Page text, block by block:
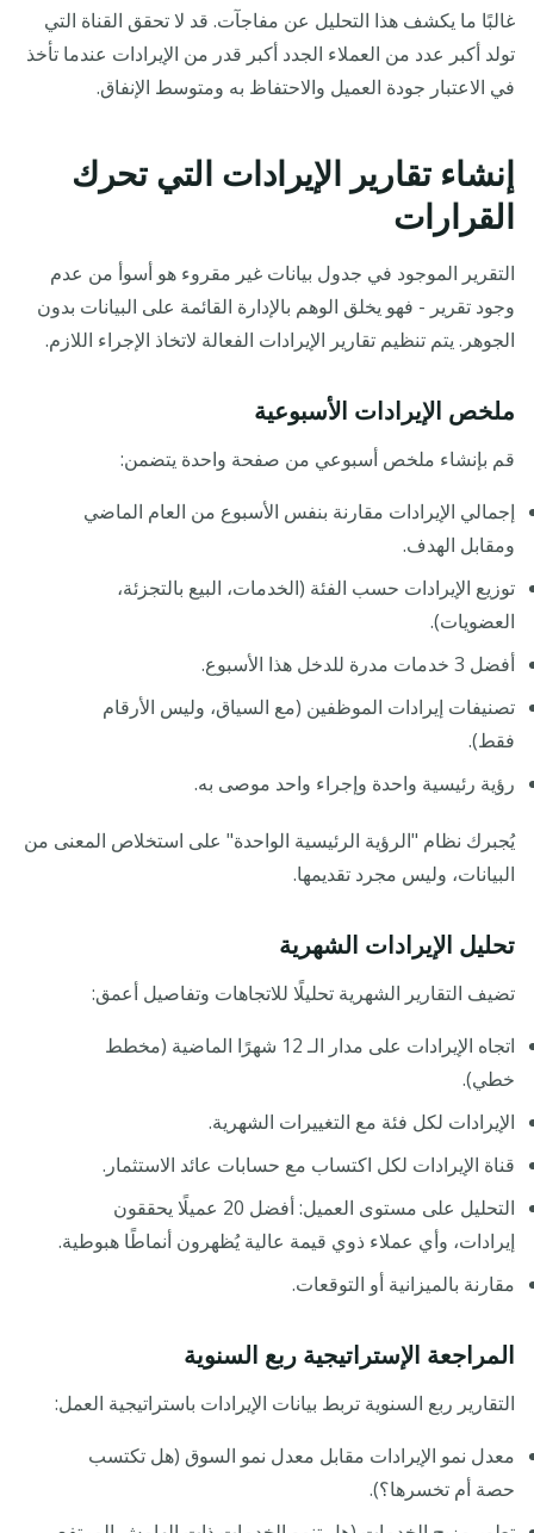
غالبًا ما يكشف هذا التحليل عن مفاجآت. قد لا تحقق القناة التي
تولد أكبر عدد من العملاء الجدد أكبر قدر من الإيرادات عندما تأخذ
في الاعتبار جودة العميل والاحتفاظ به ومتوسط الإنفاق.
إنشاء تقارير الإيرادات التي تحرك
القرارات
التقرير الموجود في جدول بيانات غير مقروء هو أسوأ من عدم
وجود تقرير - فهو يخلق الوهم بالإدارة القائمة على البيانات بدون
الجوهر. يتم تنظيم تقارير الإيرادات الفعالة لاتخاذ الإجراء اللازم.
ملخص الإيرادات الأسبوعية
قم بإنشاء ملخص أسبوعي من صفحة واحدة يتضمن:
إجمالي الإيرادات مقارنة بنفس الأسبوع من العام الماضي
ومقابل الهدف.
توزيع الإيرادات حسب الفئة (الخدمات، البيع بالتجزئة،
العضويات).
أفضل 3 خدمات مدرة للدخل هذا الأسبوع.
تصنيفات إيرادات الموظفين (مع السياق، وليس الأرقام
فقط).
رؤية رئيسية واحدة وإجراء واحد موصى به.
يُجبرك نظام "الرؤية الرئيسية الواحدة" على استخلاص المعنى من
البيانات، وليس مجرد تقديمها.
تحليل الإيرادات الشهرية
تضيف التقارير الشهرية تحليلًا للاتجاهات وتفاصيل أعمق:
اتجاه الإيرادات على مدار الـ 12 شهرًا الماضية (مخطط
خطي).
الإيرادات لكل فئة مع التغييرات الشهرية.
قناة الإيرادات لكل اكتساب مع حسابات عائد الاستثمار.
التحليل على مستوى العميل: أفضل 20 عميلًا يحققون
إيرادات، وأي عملاء ذوي قيمة عالية يُظهرون أنماطًا هبوطية.
مقارنة بالميزانية أو التوقعات.
المراجعة الإستراتيجية ربع السنوية
التقارير ربع السنوية تربط بيانات الإيرادات باستراتيجية العمل:
معدل نمو الإيرادات مقابل معدل نمو السوق (هل تكتسب
حصة أم تخسرها؟).